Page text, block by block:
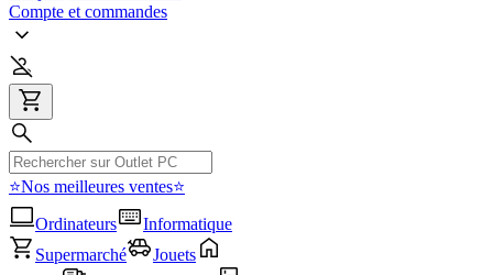
Compte et commandes
⭐Nos meilleures ventes⭐
Ordinateurs
Informatique
Supermarché
Jouets